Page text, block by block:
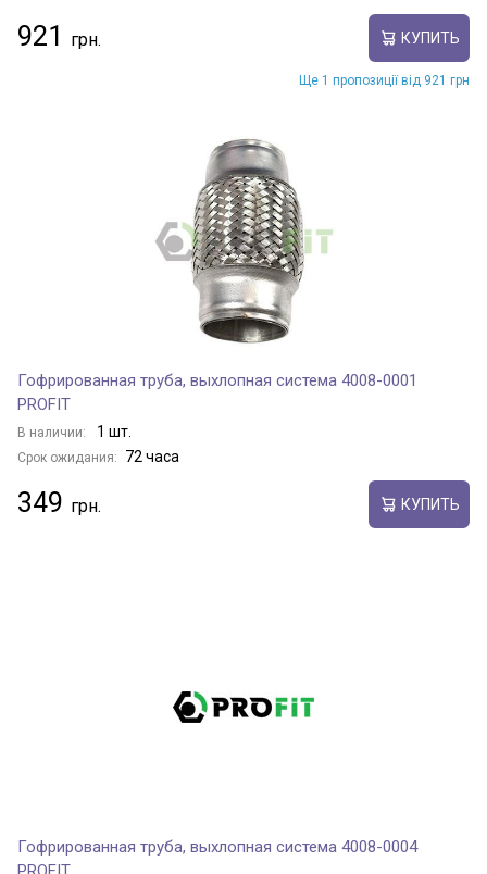
921 КУПИТЬ
Ще 1 пропозиції від 921 грн
Гофрированная труба, выхлопная система 4008-0001
PROFIT
В наличии: 1 шт.
Срок ожидания: 72 часа
349 КУПИТЬ
Гофрированная труба, выхлопная система 4008-0004